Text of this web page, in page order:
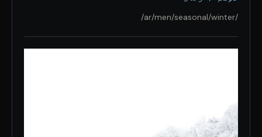
/ar/men/seasonal/winter/